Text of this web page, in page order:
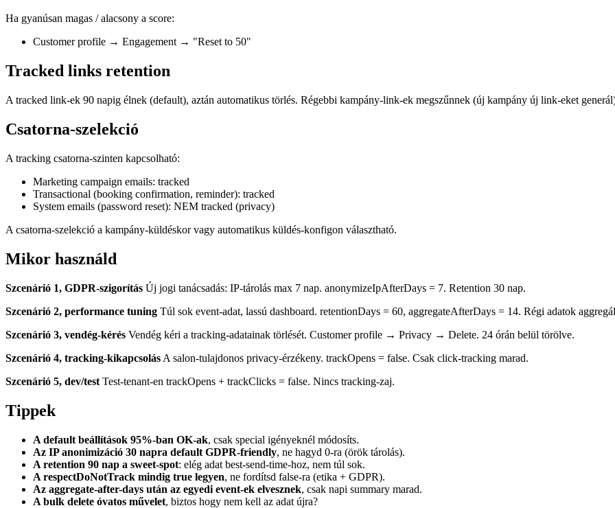
Ha gyanúsan magas / alacsony a score:
Customer profile → Engagement → "Reset to 50"
Tracked links retention
A tracked link-ek 90 napig élnek (default), aztán automatikus törlés. Régebbi kampány-link-ek megszűnnek (új kampány új link-eket
Csatorna-szelekció
A tracking csatorna-szinten kapcsolható:
Marketing campaign emails: tracked
Transactional (booking confirmation, reminder): tracked
System emails (password reset): NEM tracked (privacy)
A csatorna-szelekció a kampány-küldéskor vagy automatikus küldés-konfigon választható.
Mikor használd
Szcenárió 1, GDPR-szigorítás Új jogi tanácsadás: IP-tárolás max 7 nap. anonymizeIpAfterDays = 7. Retention 30 nap.
Szcenárió 2, performance tuning Túl sok event-adat, lassú dashboard. retentionDays = 60, aggregateAfterDays = 14. Régi adatok
Szcenárió 3, vendég-kérés Vendég kéri a tracking-adatainak törlését. Customer profile → Privacy → Delete. 24 órán belül törölve.
Szcenárió 4, tracking-kikapcsolás A salon-tulajdonos privacy-érzékeny. trackOpens = false. Csak click-tracking marad.
Szcenárió 5, dev/test Test-tenant-en trackOpens + trackClicks = false. Nincs tracking-zaj.
Tippek
A default beállítások 95%-ban OK-ak, csak special igényeknél módosíts.
Az IP anonimizáció 30 napra default GDPR-friendly, ne hagyd 0-ra (örök tárolás).
A retention 90 nap a sweet-spot: elég adat best-send-time-hoz, nem túl sok.
A respectDoNotTrack mindig true legyen, ne fordítsd false-ra (etika + GDPR).
Az aggregate-after-days után az egyedi event-ek elvesznek, csak napi summary marad.
A bulk delete óvatos művelet, biztos hogy nem kell az adat újra?